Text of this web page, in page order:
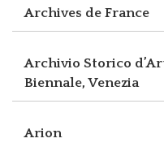
Archives de France
Archivio Storico
Biennale, Venezia
Arion